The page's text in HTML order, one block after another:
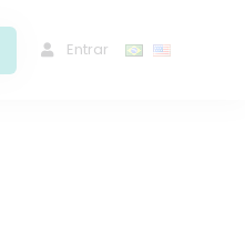
ﾠEntrar